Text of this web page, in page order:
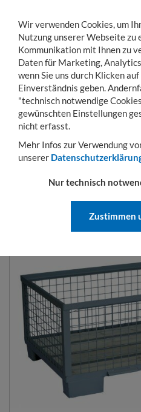
Toggle
navigation
MENÜ
Sie sind hier: Lager- & Transportgestelle
HALBHOHE
Wir verwenden Cookies, um
Nutzung unserer Webseite zu
Kommunikation mit Ihnen zu
Daten für Marketing,
wenn Sie uns durch Klicken
Einverständnis geben.
"technisch notwendige
gewünschten Einstellungen
nicht erfasst.
Mehr Infos zur Verwendung
unserer
Nur technisch
Zustimmen